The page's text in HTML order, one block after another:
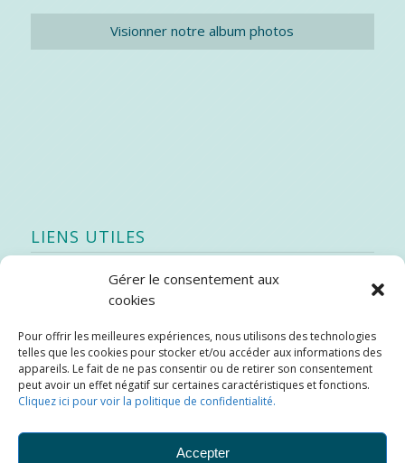
Gérer le consentement aux
cookies
Pour offrir les meilleures expériences, nous utilisons des technologies
telles que les cookies pour stocker et/ou accéder aux informations des
appareils. Le fait de ne pas consentir ou de retirer son consentement
peut avoir un effet négatif sur certaines caractéristiques et fonctions.
Cliquez ici pour voir la politique de confidentialité.
Accepter
Visionner notre album photos
LIENS UTILES
Quoi de neuf
Stratégie québécoise d’économie d’eau potable
Bibliothèque
Météo locale